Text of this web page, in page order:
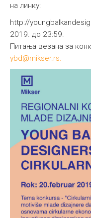
на линку:
http://
2019. до 23:59.
Питања везана за
ybd@mikser.rs.